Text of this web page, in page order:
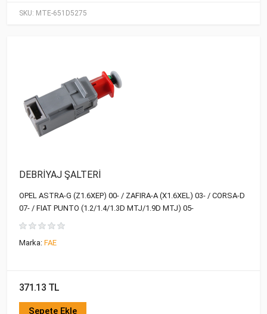
SKU: MTE-651D5275
DEBRİYAJ ŞALTERİ
OPEL ASTRA-G (Z1.6XEP) 00- / ZAFIRA-A (X1.6XEL) 03- / CORSA-D
07- / FIAT PUNTO (1.2/1.4/1.3D MTJ/1.9D MTJ) 05-
Marka: FAE
371.13 TL
Sepete Ekle